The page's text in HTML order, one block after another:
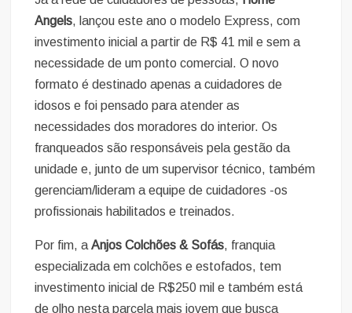
Angels, lançou este ano o modelo Express, com
investimento inicial a partir de R$ 41 mil e sem a
necessidade de um ponto comercial. O novo
formato é destinado apenas a cuidadores de
idosos e foi pensado para atender as
necessidades dos moradores do interior. Os
franqueados são responsáveis pela gestão da
unidade e, junto de um supervisor técnico, também
gerenciam/lideram a equipe de cuidadores -os
profissionais habilitados e treinados.
Por fim, aAnjos Colchões & Sofás, franquia
especializada em colchões e estofados, tem
investimento inicial de R$250 mil e também está
de olho nesta parcela mais jovem que busca